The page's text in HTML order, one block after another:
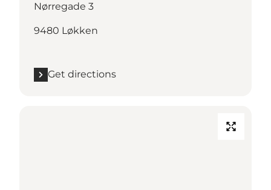
Nørregade 3
9480 Løkken
Get directions